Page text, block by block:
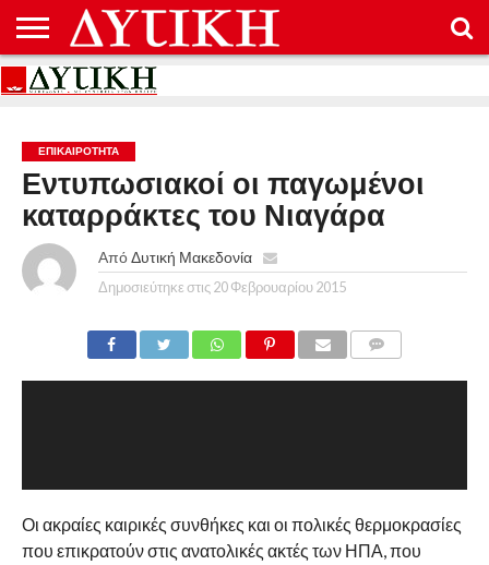
ΑΡΧΙΚΉ
ΕΠΙΚΟΙΝΩΝΊΑ
ΌΡΟΙ
ΠΡΟΣΤΑΣΊΑ
ΕΠΙΚΑΙΡΟΤΗΤΑ
Εντυπωσιακοί οι παγωμένοι
καταρράκτες του Νιαγάρα
Από Δυτική Μακεδονία
Δημοσιεύτηκε στις 20 Φεβρουαρίου 2015
Οι ακραίες καιρικές συνθήκες και οι πολικές θερμοκρασίες
που επικρατούν στις ανατολικές ακτές των ΗΠΑ, που